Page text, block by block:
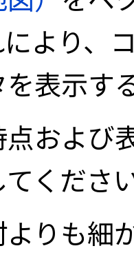
より、
表示す
および
くださ
りも細